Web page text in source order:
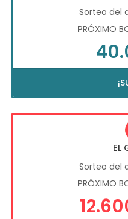
Sorteo del
PRÓXIMO
EL
Sorteo del
PRÓXIMO